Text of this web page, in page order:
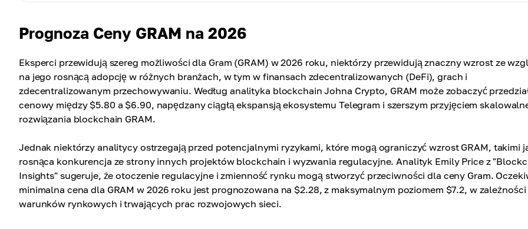
Prognoza Ceny GRAM na 2026
Eksperci przewidują szereg możliwości dla Gram (GRAM) w 2026 roku, niektórzy przewidują znaczny wzrost ze
na jego rosnącą adopcję w różnych branżach, w tym w finansach zdecentralizowanych (DeFi), grach i
zdecentralizowanym przechowywaniu. Według analityka blockchain Johna Crypto, GRAM może zobaczyć
cenowy między $5.80 a $6.90, napędzany ciągłą ekspansją ekosystemu Telegram i szerszym przyjęciem
rozwiązania blockchain GRAM.
Jednak niektórzy analitycy ostrzegają przed potencjalnymi ryzykami, które mogą ograniczyć wzrost GRAM, takimi
rosnąca konkurencja ze strony innych projektów blockchain i wyzwania regulacyjne. Analityk Emily Price z
Insights" sugeruje, że otoczenie regulacyjne i zmienność rynku mogą stworzyć przeciwności dla ceny Gram.
minimalna cena dla GRAM w 2026 roku jest prognozowana na $2.28, z maksymalnym poziomem $7.2, w zależności
warunków rynkowych i trwających prac rozwojowych sieci.